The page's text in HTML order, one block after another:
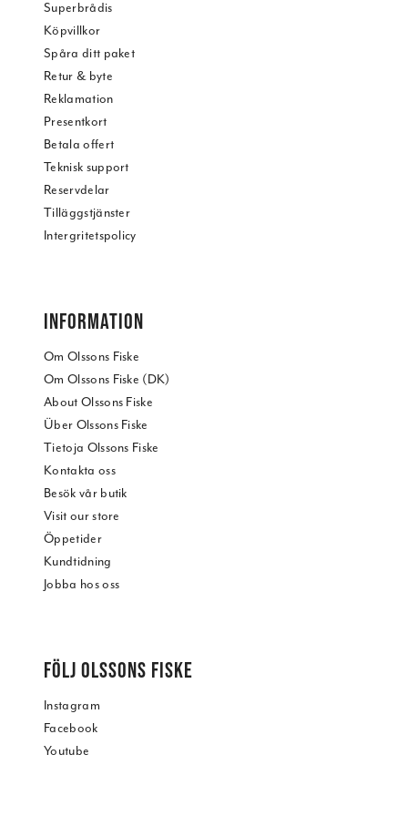
information från din enhet till de sociala medier och
annons- och analysföretag som vi samarbetar med.
Dessa kan i sin tur kombinera informationen med annan
information som du har tillhandahållit eller som de har
samlat in när du har använt deras tjänster.
Superbrådis
Köpvillkor
Spåra ditt paket
Retur & byte
Reklamation
Presentkort
Betala offert
Teknisk support
Reservdelar
Tilläggstjänster
Intergritetspolicy
INFORMATION
Om Olssons Fiske
Om Olssons Fiske (DK)
About Olssons Fiske
Über Olssons Fiske
Tietoja Olssons Fiske
Kontakta oss
Besök vår butik
Visit our store
Öppetider
Kundtidning
Jobba hos oss
FÖLJ OLSSONS FISKE
Instagram
Facebook
Youtube